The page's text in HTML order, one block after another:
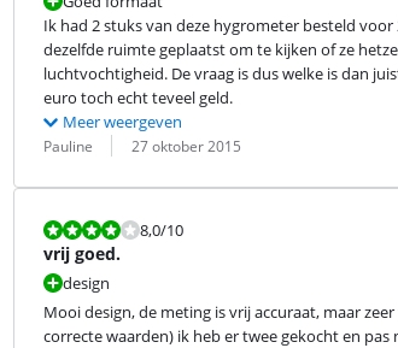
Ik had 2 stuks van deze hygrometer besteld
dezelfde ruimte geplaatst om te kijken of ze
luchtvochtigheid. De vraag is dus welke is dan
euro toch echt teveel geld.
Meer weergeven
Beoordeling door:
Pauline
Datum: 27 oktober 2015
Beoordeling is 8,0 van de 10.
8,0/10
vrij goed.
design
Mooi design, de meting is vrij accuraat, maar
correcte waarden) ik heb er twee gekocht en